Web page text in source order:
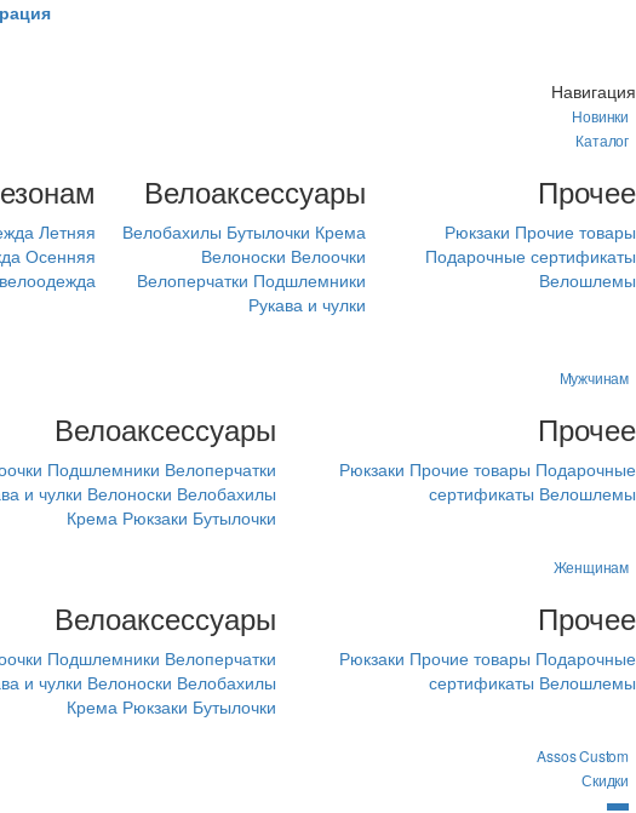
Навигация
Новинки
Каталог
Летняя
Осенняя
велоодежда
Велоаксессуары
Велобахилы Бутылочки Крема
Велоноски Велоочки
Велоперчатки Подшлемники
Рукава и чулки
Прочее
Рюкзаки Прочие товары
Подарочные сертификаты
Велошлемы
Мужчинам
Велоаксессуары
Подшлемники Велоперчатки
и чулки Велоноски Велобахилы
Крема Рюкзаки Бутылочки
Прочее
Рюкзаки Прочие товары Подарочные
сертификаты Велошлемы
Женщинам
Велоаксессуары
Подшлемники Велоперчатки
и чулки Велоноски Велобахилы
Крема Рюкзаки Бутылочки
Прочее
Рюкзаки Прочие товары Подарочные
сертификаты Велошлемы
Assos Custom
Скидки